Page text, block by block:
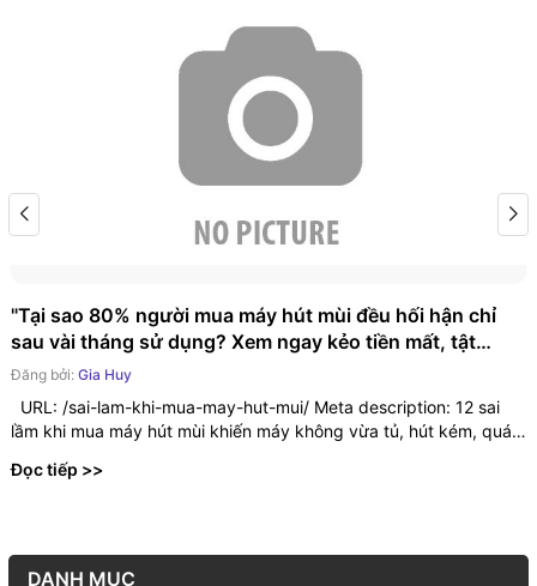
"Tại sao 80% người mua máy hút mùi đều hối hận chỉ
sau vài tháng sử dụng? Xem ngay kẻo tiền mất, tật
mang!"
Đăng bởi: Gia Huy
URL: /sai-lam-khi-mua-may-hut-mui/ Meta description: 12 sai
lầm khi mua máy hút mùi khiến máy không vừa tủ, hút kém, quá
Đọc tiếp >>
DANH MỤC